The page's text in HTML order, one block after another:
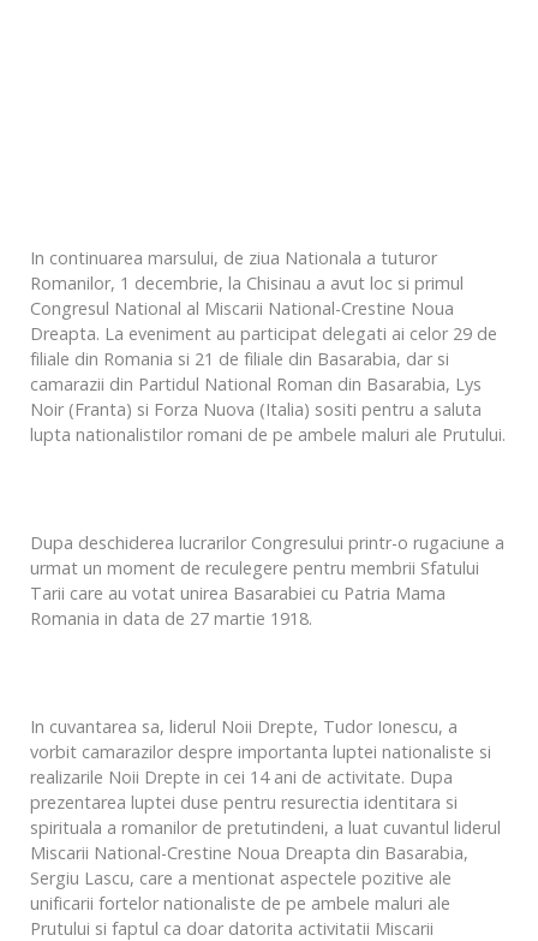
In continuarea marsului, de ziua Nationala a tuturor
Romanilor, 1 decembrie, la Chisinau a avut loc si primul
Congresul National al Miscarii National-Crestine Noua
Dreapta. La eveniment au participat delegati ai celor 29 de
filiale din Romania si 21 de filiale din Basarabia, dar si
camarazii din Partidul National Roman din Basarabia, Lys
Noir (Franta) si Forza Nuova (Italia) sositi pentru a saluta
lupta nationalistilor romani de pe ambele maluri ale Prutului.
Dupa deschiderea lucrarilor Congresului printr-o rugaciune a
urmat un moment de reculegere pentru membrii Sfatului
Tarii care au votat unirea Basarabiei cu Patria Mama
Romania in data de 27 martie 1918.
In cuvantarea sa, liderul Noii Drepte, Tudor Ionescu, a
vorbit camarazilor despre importanta luptei nationaliste si
realizarile Noii Drepte in cei 14 ani de activitate. Dupa
prezentarea luptei duse pentru resurectia identitara si
spirituala a romanilor de pretutindeni, a luat cuvantul liderul
Miscarii National-Crestine Noua Dreapta din Basarabia,
Sergiu Lascu, care a mentionat aspectele pozitive ale
unificarii fortelor nationaliste de pe ambele maluri ale
Prutului si faptul ca doar datorita activitatii Miscarii